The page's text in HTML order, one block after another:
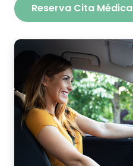
Reserva Cita Médica